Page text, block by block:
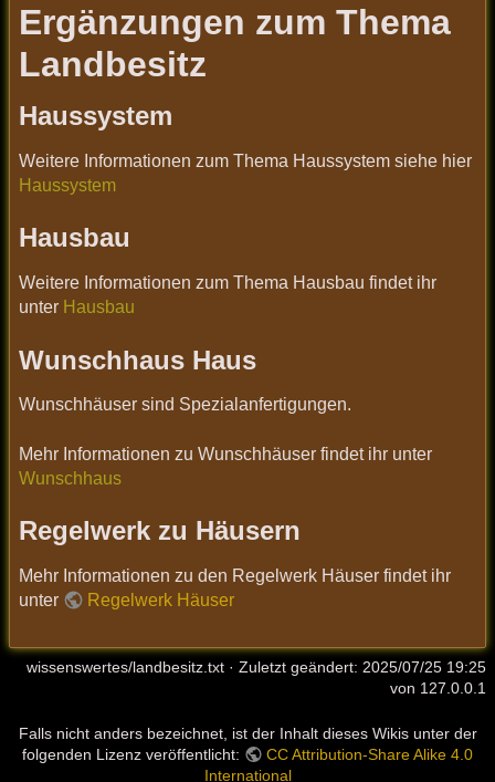
Ergänzungen zum Thema
Landbesitz
Haussystem
Weitere Informationen zum Thema Haussystem siehe hier
Haussystem
Hausbau
Weitere Informationen zum Thema Hausbau findet ihr
unter Hausbau
Wunschhaus Haus
Wunschhäuser sind Spezialanfertigungen.
Mehr Informationen zu Wunschhäuser findet ihr unter
Wunschhaus
Regelwerk zu Häusern
Mehr Informationen zu den Regelwerk Häuser findet ihr
unter
Regelwerk Häuser
wissenswertes/landbesitz.txt · Zuletzt geändert: 2025/07/25 19:25
von 127.0.0.1
Falls nicht anders bezeichnet, ist der Inhalt dieses Wikis unter der
folgenden Lizenz veröffentlicht:
CC Attribution-Share Alike 4.0
International